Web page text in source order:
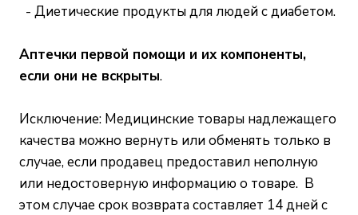
- Диетические продукты для людей с диабетом.
Аптечки первой помощи и их компоненты,
если они не вскрыты.
Исключение: Медицинские товары надлежащего
качества можно вернуть или обменять только в
случае, если продавец предоставил неполную
или недостоверную информацию о товаре. В
этом случае срок возврата составляет 14 дней с